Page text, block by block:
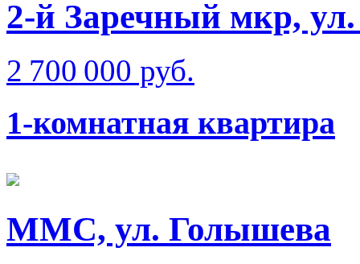
2-й Заречный мкр,
2 700 000 руб.
1-комнатная квартира
ММС, ул. Голышева